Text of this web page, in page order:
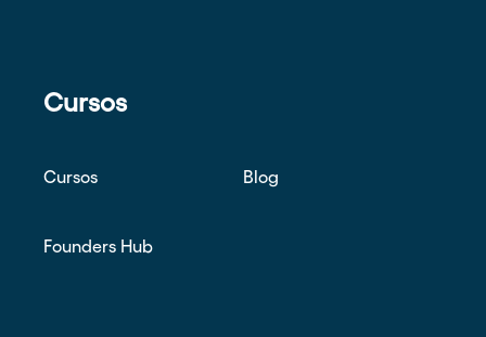
Cursos
Cursos Blog
Founders Hub